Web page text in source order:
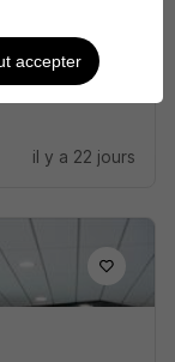
il y a 22 jours
accepter